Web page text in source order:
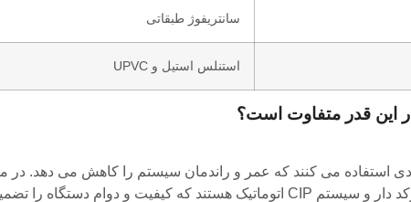
سانتریفوژ طبقاتی
استنلس استیل و UPVC
این‌ قدر متفاوت است؟
استفاده می ‌کنند که عمر و راندمان سیستم را کاهش می‌ دهد. در
دار و سیستم اتوماتیک هستند که کیفیت و دوام دستگاه را